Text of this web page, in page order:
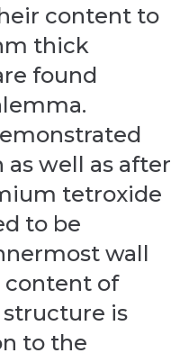
content to
thick
found
well as after
tetroxide
to be
wall
content of
is
to the